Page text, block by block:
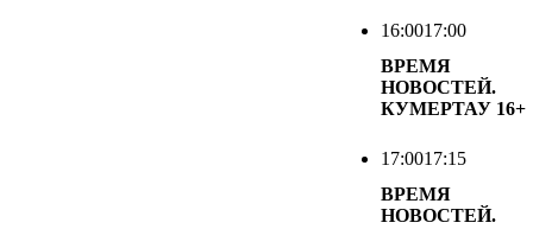
16:0017:00
ВРЕМЯ
НОВОСТЕЙ.
КУМЕРТАУ 16+
17:0017:15
ВРЕМЯ
НОВОСТЕЙ.